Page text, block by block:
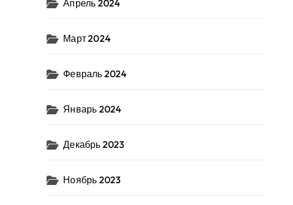
Апрель 2024
Март 2024
Февраль 2024
Январь 2024
Декабрь 2023
Ноябрь 2023